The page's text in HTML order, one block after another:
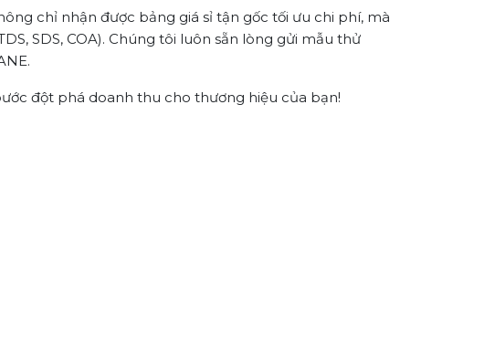
chỉ nhận được bảng giá sỉ tận gốc tối ưu chi phí, mà
SDS, COA). Chúng tôi luôn sẵn lòng gửi mẫu thử
đột phá doanh thu cho thương hiệu của bạn!